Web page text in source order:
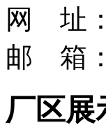
网 址
邮 箱：
厂区展